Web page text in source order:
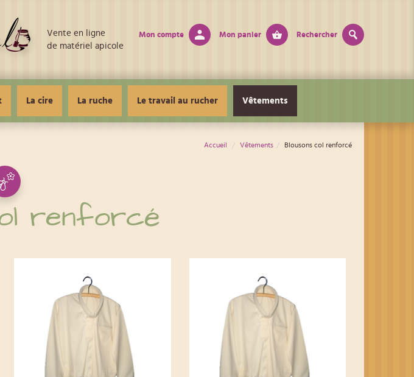
Accueil Vêtements Blousons col renforcé
renforcé
Vente en ligne
de matériel apicole
Mon compte Mon panier Rechercher
La cire La ruche Le travail au rucher Vêtements